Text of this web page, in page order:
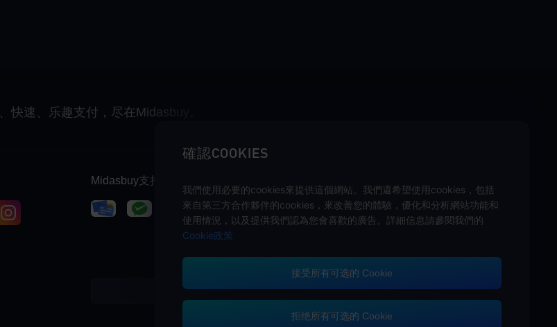
確認COOKIES
我們使用必要的cookies來提供這個網站。我們還希望使用cookies，包括
來自第三方合作夥伴的cookies，來改善您的體驗，優化和分析網站功能和
使用情況，以及提供我們認為您會喜歡的廣告。詳細信息請參閱我們的
Cookie政策
接受所有可选的 Cookie
拒绝所有可选的 Cookie
快速、乐趣支付，尽在Midasbuy。
Midasbuy支持的付款方式
客戶服務